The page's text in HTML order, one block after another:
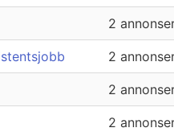
2
2
2
2